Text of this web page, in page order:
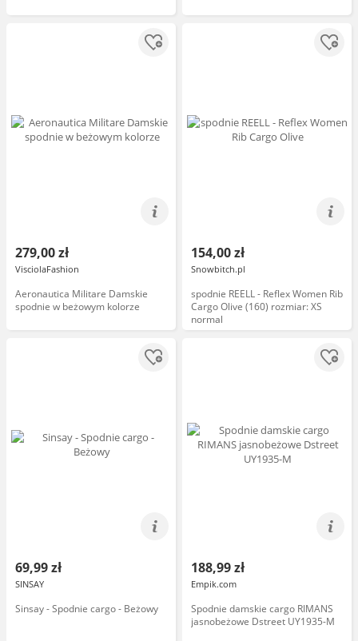
279,00 zł
VisciolaFashion
Aeronautica Militare Damskie
spodnie w beżowym kolorze
154,00 zł
Snowbitch.pl
spodnie REELL - Reflex Women Rib
Cargo Olive (160) rozmiar: XS
normal
69,99 zł
SINSAY
Sinsay - Spodnie cargo - Beżowy
188,99 zł
Empik.com
Spodnie damskie cargo RIMANS
jasnobeżowe Dstreet UY1935-M